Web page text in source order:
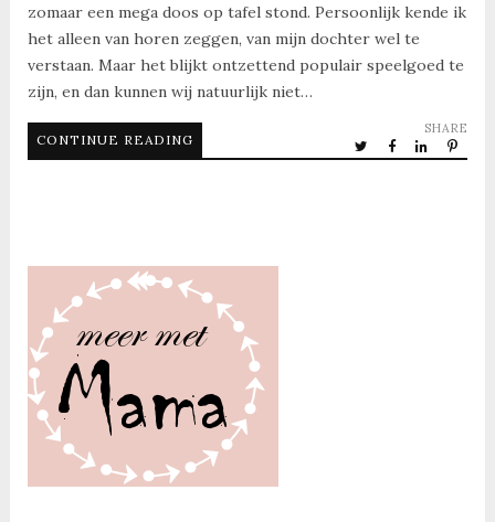
zomaar een mega doos op tafel stond. Persoonlijk kende ik
het alleen van horen zeggen, van mijn dochter wel te
verstaan. Maar het blijkt ontzettend populair speelgoed te
zijn, en dan kunnen wij natuurlijk niet…
CONTINUE READING
SHARE